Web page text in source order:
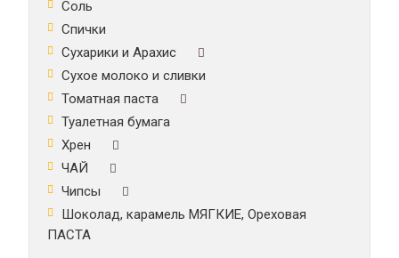
Соль
Спички
Сухарики и Арахис
Сухое молоко и сливки
Томатная паста
Туалетная бумага
Хрен
ЧАЙ
Чипсы
Шоколад, карамель МЯГКИЕ, Ореховая
ПАСТА